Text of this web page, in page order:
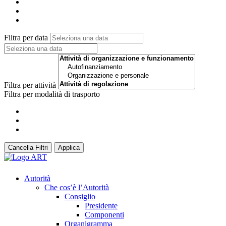
Filtra per data
Filtra per attività
Filtra per modalità di trasporto
Cancella Filtri Applica
Autorità
Che cos’è l’Autorità
Consiglio
Presidente
Componenti
Organigramma